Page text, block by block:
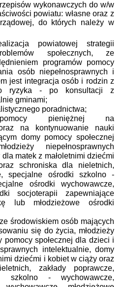
wykonawczych do w/w
powiatu: własne oraz z
do których należy w
powiatowej strategii
społecznych, ze
programów pomocy
osób niepełnosprawnych i
jest integracja osób i rodzin z
ryzyka - po konsultacji z
gminami;
poradnictwa;
pomocy pieniężnej na
na kontynuowanie nauki
domy pomocy społecznej
niepełnosprawnych
matek z małoletnimi dziećmi
schroniska dla nieletnich,
specjalne ośrodki szkolno -
ośrodki wychowawcze,
socjoterapii zapewniające
lub młodzieżowe ośrodki
środowiskiem osób mających
się do życia, młodzieży
pomocy społecznej dla dzieci i
intelektualnie, domy
dziećmi i kobiet w ciąży oraz
zakłady poprawcze,
szkolno - wychowawcze,